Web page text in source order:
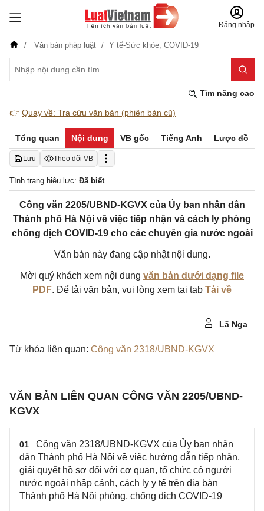
Đăng nhập
Văn bản pháp luật Y tế-Sức khỏe, COVID-19
Tìm nâng cao
👉 Quay về: Tra cứu văn bản (phiên bản cũ)
Tổng quan Nội dung VB gốc Tiếng Anh Lược đồ
Lưu Theo dõi VB
Tình trạng hiệu lực: Đã biết
Công văn 2205/UBND-KGVX của Ủy ban nhân dân
Thành phố Hà Nội về việc tiếp nhận và cách ly phòng
chống dịch COVID-19 cho các chuyên gia nước ngoài
Văn bản này đang cập nhật nội dung.
Mời quý khách xem nội dung văn bản dưới dạng file
PDF. Để tải văn bản, vui lòng xem tại tab Tải về
Lã Nga
Từ khóa liên quan: Công văn 2318/UBND-KGVX
VĂN BẢN LIÊN QUAN CÔNG VĂN 2205/UBND-
KGVX
01
Công văn 2318/UBND-KGVX của Ủy ban nhân
dân Thành phố Hà Nội về việc hướng dẫn tiếp nhận,
giải quyết hồ sơ đối với cơ quan, tổ chức có người
nước ngoài nhập cảnh, cách ly y tế trên địa bàn
Thành phố Hà Nội phòng, chống dịch COVID-19